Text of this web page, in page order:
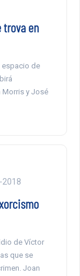
trova en
espacio de
Morris y José
2018
de Víctor
que se
Joan